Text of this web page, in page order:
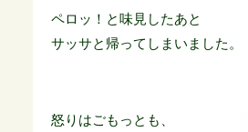
ペロッ！と味見したあと
サッサと帰ってしまいました。
怒りはごもっとも、